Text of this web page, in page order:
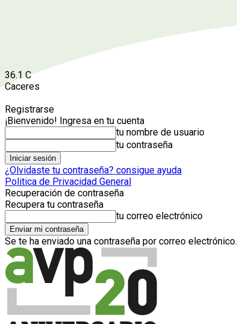
36.1 C
Caceres
Registrarse
¡Bienvenido! Ingresa en tu cuenta
tu nombre de usuario
tu contraseña
¿Olvidaste tu contraseña? consigue ayuda
Politica de Privacidad General
Recuperación de contraseña
Recupera tu contraseña
tu correo electrónico
Se te ha enviado una contraseña por correo electrónico.